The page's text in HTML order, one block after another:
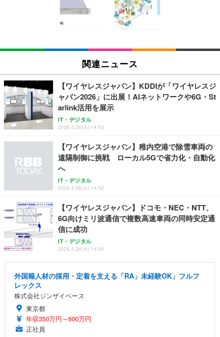
キング pc 事務椅子 360度回転 座面昇降 強化ナイロ
ン樹脂ベース 通気性メッシュ 在宅ワーク H-WY01
(黒網+黒枠+黒足)
￥5,699
SIHOO B100 オフィスチェア／デスクチェア メッシ
ュチェア 人間工学 疲れない ブラック
￥27,999
Sezlife オフィスチェア デスクチェア 疲れない テレ
ワーク チェア 強化バックレスト 30度ロッキング機
能 人間工学 椅子 腰サポート 90度跳ね上げ式アーム
レスト 3Dヘッドレスト ハンガー付き 高反発クッシ
務用 おしゃれ パソコンチェア (ブラック)
Sezlife オフィスチェア デスクチェア 疲れない テレ
ワーク チェア 強化バックレスト 30度ロッキング機
能 人間工学 椅子 腰サポート 90度跳ね上げ式アーム
レスト 3Dヘッドレスト ハンガー付き 高反発クッシ
務用 おしゃれ パソコンチェア (ホワイト)
￥7,680
ANDWINT オフィスチェア デスクチェア 肘なし メ
ッシュ 通気性 ランバーサポート付き 腰サポート ガ
ス圧無段階昇降 360度回転 キャスター付き コンパク
ト 幅52×奥行58.5×高さ84～96cm テレワーク 在宅
勤務 ブラック
￥4,139
イト
￥105,595
EIZO ビジネス向けプレミアムモニター | FlexScan
￥109,572
【純正品】27"ゲーミングモニター DualSense 充電
フック付き（CFI-ZDM1J）
￥49,979
【整備済み品】Dell E2724HS 27インチ 液晶モニタ
ー フルHD（1920×1080）VA 非光沢 HDMI/DisplayP
ort/VGA スピーカー内蔵 高さ調整 スイベル VESA対
応 ComfortView ビジネス向け
￥15,800
【MiniLED/24.5inch/280Hz/FHD】GRAPHT THE S
HOOTER Gaming Monitor 24” Essential ゲーミン
グモニター QD 24.5インチ 1ms FHD 量子ドット 残
像低減 (3年保証 | 輝点保証 | 日本メーカー)
￥34,980
回使い捨て 無香料 ホワイト 300枚
￥3,373
Amazonベーシック ペットシーツ 厚型 ワイド 42枚
x2袋(84枚) ホワイト(吸収面:ライトブルー)
￥3,234
ネオ・ルーライフ ネオ・オムツ L 中型犬用 26枚入
り 単品
￥1,800
Smart Basic(スマートベーシック) 【Amazon.co.jp
限定】 Smart Basic アイリスオーヤマ ペットシーツ
超厚型 お徳用 ワイド 100枚入 (x 1) (ケース販売)
￥3,670
アイリスオーヤマ ペットシーツ 超厚型 お徳用 レギ
ュラー 200枚入【Amazon.co.jp限定】
￥3,731
関連ニュース
【ワイヤレスジャパン】KDDIが「ワイヤレスジ
ャパン2026」に出展！AIネットワークや6G・St
arlink活用を展示
IT・デジタル
2026.5.26(火) 14:53
【ワイヤレスジャパン】稚内空港で除雪車両の
遠隔制御に挑戦 ローカル5Gで省力化・自動化
へ
IT・デジタル
2026.5.26(火) 14:52
【ワイヤレスジャパン】ドコモ・NEC・NTT、
6G向けミリ波通信で複数高速車両の同時安定通
信に成功
IT・デジタル
2026.5.26(火) 14:50
外国籍人材の採用・定着を支える「RA」未経験OK」フルフ
レックス
株式会社ジンザイベース
東京都
年収350万円～600万円
正社員